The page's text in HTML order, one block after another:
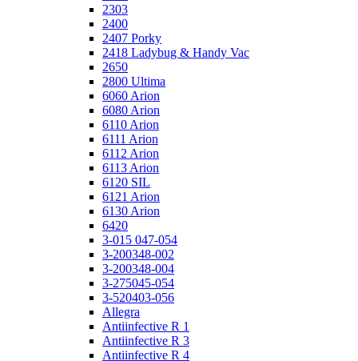
2303
2400
2407 Porky
2418 Ladybug & Handy Vac
2650
2800 Ultima
6060 Arion
6080 Arion
6110 Arion
6111 Arion
6112 Arion
6113 Arion
6120 SIL
6121 Arion
6130 Arion
6420
3-015 047-054
3-200348-002
3-200348-004
3-275045-054
3-520403-056
Allegra
Antiinfective R 1
Antiinfective R 3
Antiinfective R 4